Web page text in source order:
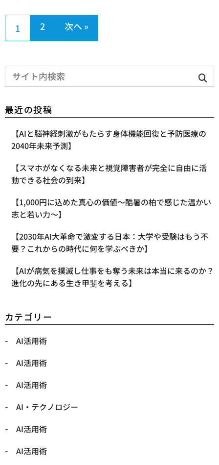
1 2 次へ »
最近の投稿
【AIと脳神経刺激がもたらす身体機能回復と予防医療の
2040年未来予測】
【スマホがなくなる未来と視覚障害者が完全に自由に活
動できる社会の到来】
【1,000円に込めた真心の価値〜酷暑の柏で感じた温かい
志と若い力〜】
【2030年AI大革命で激変する日本：大学や受験はもう不
要？これからの時代に何を学ぶべきか】
【AIが病気を撲滅し仕事をも奪う未来は本当に来るのか？
進化の先にある生き甲斐を考える】
カテゴリー
AI活用術
AI活用術
AI活用術
​AI・テクノロジー
​AI活用術
​AI活用術